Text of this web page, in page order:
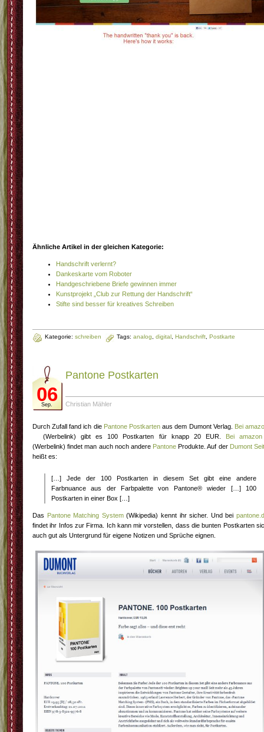
Ähnliche Artikel in der gleichen Kategorie:
Handschrift verlernt?
Dankeskarte vom Roboter
Handgeschriebene Briefe gewinnen immer
Kunstprojekt „Club zur Rettung der Handschrift“
Stifte sind besser für kreatives Schreiben
Kategorie: schreiben Tags: analog digital Handschrift Postkarte
06
Sep.
Pantone Postkarten
Christian Mähler
Durch Zufall fand ich die Pantone Postkarten aus dem Dumont Verlag. Bei
(Werbelink) gibt es 100 Postkarten für knapp 20 EUR. Bei amazon
(Werbelink) findet man auch noch andere Pantone Produkte. Auf der Dumont
heißt es:
[…] Jede der 100 Postkarten in diesem Set gibt eine andere
Farbnuance aus der Farbpalette von Pantone® wieder […] 100
Postkarten in einer Box […]
Das Pantone Matching System(Wikipedia) kennt ihr sicher. Und bei
findet ihr Infos zur Firma. Ich kann mir vorstellen, dass die bunten Postkarten
auch gut als Untergrund für eigene Notizen und Sprüche eignen.